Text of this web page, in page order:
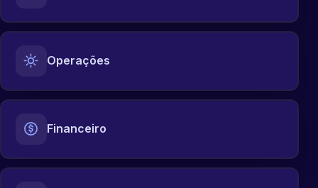
Operações
Financeiro